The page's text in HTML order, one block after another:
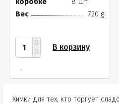
Вес
720 g
В корзину
Химки для тех, кто торгует